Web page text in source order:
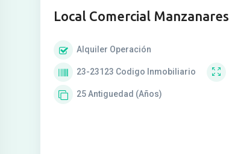
Local Comercial Manzanares
Alquiler Operación
23-23123 Codigo Inmobiliario
25Antiguedad (Años)